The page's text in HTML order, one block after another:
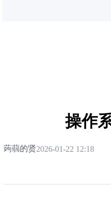
操作
蒟蒻的贤2026-01-22 12:18